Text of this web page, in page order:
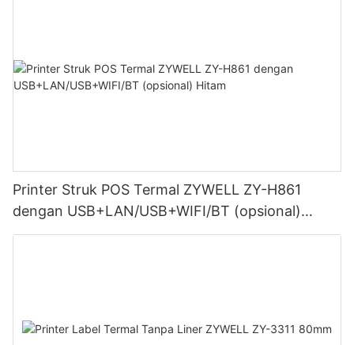
Printer Struk POS Termal ZYWELL ZY-H861
dengan USB+LAN/USB+WIFI/BT (opsional)
Hitam